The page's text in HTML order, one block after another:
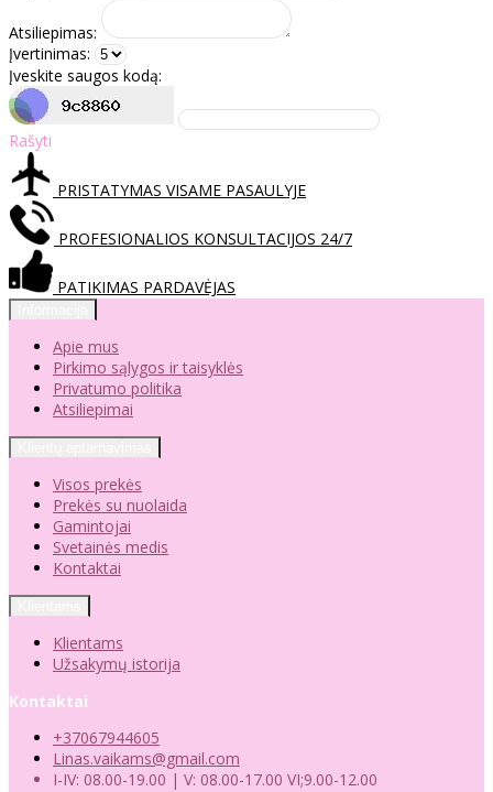
Atsiliepimas:
Įvertinimas:
Įveskite saugos kodą:
Rašyti
PRISTATYMAS VISAME PASAULYJE
PROFESIONALIOS KONSULTACIJOS 24/7
PATIKIMAS PARDAVĖJAS
Apie mus
Pirkimo sąlygos ir taisyklės
Privatumo politika
Atsiliepimai
Visos prekės
Prekės su nuolaida
Gamintojai
Svetainės medis
Kontaktai
Klientams
Užsakymų istorija
Kontaktai
+37067944605
Linas.vaikams@gmail.com
I-IV: 08.00-19.00 | V: 08.00-17.00 VI;9.00-12.00